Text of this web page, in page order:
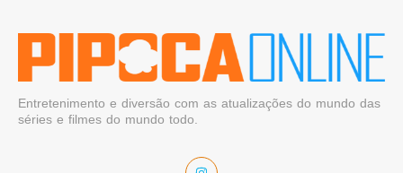
Entretenimento e diversão com as atualizações do mundo das
séries e filmes do mundo todo.